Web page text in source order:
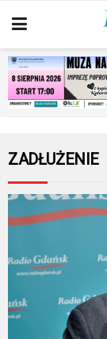
ZADŁUŻENIE